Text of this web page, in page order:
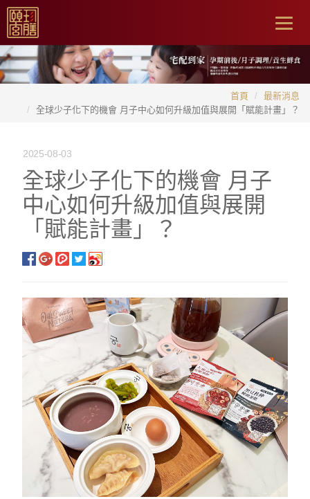
首頁
最新消息
全球少子化下的機會 月子中心如何升級加值與展開「賦能計畫」？
2025-08-03
全球少子化下的機會 月子
中心如何升級加值與展開
「賦能計畫」？